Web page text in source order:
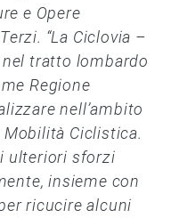
e Opere
“La Ciclovia –
tratto lombardo
Regione
nell’ambito
Mobilità Ciclistica.
ulteriori sforzi
insieme con
ricucire alcuni